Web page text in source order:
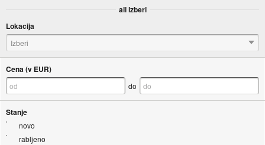
ali izberi
Lokacija
Izberi
Cena (v EUR)
do
Stanje
novo
rabljeno